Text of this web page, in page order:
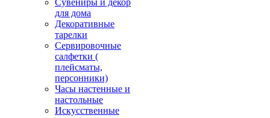
Сувениры и декор
для дома
Декоративные
тарелки
Сервировочные
салфетки (
плейсматы,
персонники)
Часы настенные и
настольные
Искусственные